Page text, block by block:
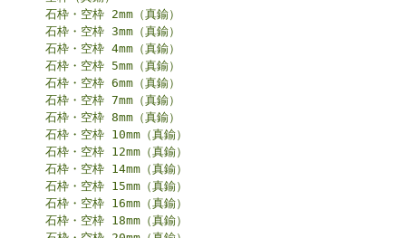
石枠・空枠 2mm（真鍮）
石枠・空枠 3mm（真鍮）
石枠・空枠 4mm（真鍮）
石枠・空枠 5mm（真鍮）
石枠・空枠 6mm（真鍮）
石枠・空枠 7mm（真鍮）
石枠・空枠 8mm（真鍮）
石枠・空枠 10mm（真鍮）
石枠・空枠 12mm（真鍮）
石枠・空枠 14mm（真鍮）
石枠・空枠 15mm（真鍮）
石枠・空枠 16mm（真鍮）
石枠・空枠 18mm（真鍮）